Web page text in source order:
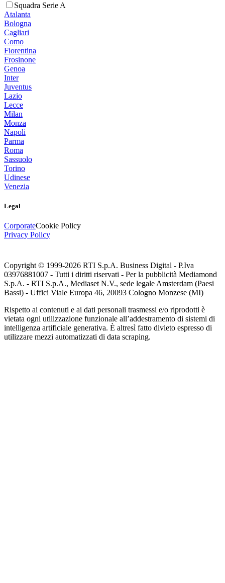
Squadra Serie A
Atalanta
Bologna
Cagliari
Como
Fiorentina
Frosinone
Genoa
Inter
Juventus
Lazio
Lecce
Milan
Monza
Napoli
Parma
Roma
Sassuolo
Torino
Udinese
Venezia
Legal
CorporateCookie Policy
Privacy Policy
Copyright © 1999-2026 RTI S.p.A. Business Digital - P.Iva
03976881007 - Tutti i diritti riservati - Per la pubblicità Mediamond
S.p.A. - RTI S.p.A., Mediaset N.V., sede legale Amsterdam (Paesi
Bassi) - Uffici Viale Europa 46, 20093 Cologno Monzese (MI)
Rispetto ai contenuti e ai dati personali trasmessi e/o riprodotti è
vietata ogni utilizzazione funzionale all’addestramento di sistemi di
intelligenza artificiale generativa. È altresì fatto divieto espresso di
utilizzare mezzi automatizzati di data scraping.